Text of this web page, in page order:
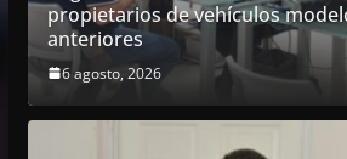
propietarios de vehículos
anteriores
6 agosto, 2026